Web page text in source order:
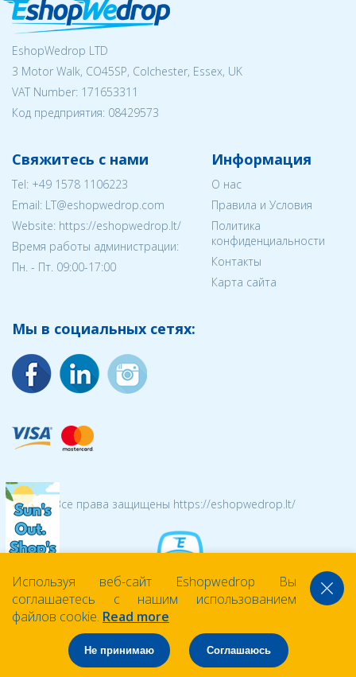
EshopWedrop LTD
3 Motor Walk, CO45SP, Colchester, Essex, UK
VAT Number: 171653311
Код предприятия: 08429573
Свяжитесь с нами
Tel: +49 1578 1106223
Email: LT@eshopwedrop.com
Website: https://eshopwedrop.lt/
Время работы администрации:
Пн. - Пт. 09:00-17:00
Информация
О нас
Правила и Условия
Политика
конфиденциальности
Контакты
Карта сайта
Мы в социальных сетях:
© 2026 Все права защищены https://eshopwedrop.lt/
Используя веб-сайт Eshopwedrop Вы
соглашаетесь с нашим использованием
файлов cookie. Read more
Не принимаю Соглашаюсь